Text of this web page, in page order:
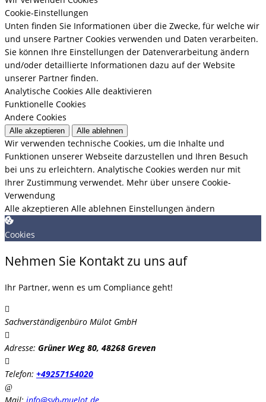
Cookie-Einstellungen
Unten finden Sie Informationen über die Zwecke, für welche wir
und unsere Partner Cookies verwenden und Daten verarbeiten.
Sie können Ihre Einstellungen der Datenverarbeitung ändern
und/oder detaillierte Informationen dazu auf der Website
unserer Partner finden.
Analytische Cookies Alle deaktivieren
Funktionelle Cookies
Andere Cookies
Alle akzeptieren Alle ablehnen
Wir verwenden technische Cookies, um die Inhalte und
Funktionen unserer Webseite darzustellen und Ihren Besuch
bei uns zu erleichtern. Analytische Cookies werden nur mit
Ihrer Zustimmung verwendet. Mehr über unsere Cookie-
Verwendung
Alle akzeptieren Alle ablehnen Einstellungen ändern
Cookies
Nehmen Sie Kontakt zu uns auf
Ihr Partner, wenn es um Compliance geht!
Sachverständigenbüro Mülot GmbH
Adresse: Grüner Weg 80, 48268 Greven
Telefon: +49257154020